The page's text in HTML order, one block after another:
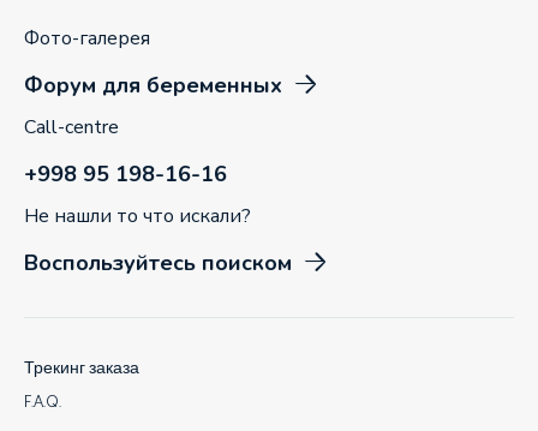
Фото-галерея
Форум для беременных
Call-centre
+998 95 198-16-16
Не нашли то что искали?
Воспользуйтесь поиском
Трекинг заказа
F.A.Q.